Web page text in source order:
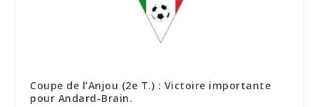
Coupe de l’Anjou (2e T.) : Victoire importante
pour Andard-Brain.